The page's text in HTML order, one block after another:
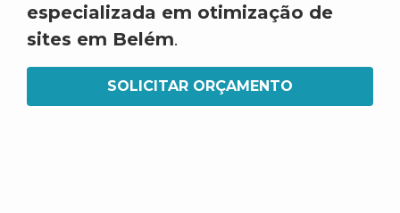
especializada em otimização de
sites em Belém.
SOLICITAR ORÇAMENTO